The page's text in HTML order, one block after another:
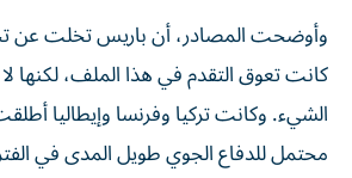
وأوضحت المصادر، أن باريس تخلت عن
كانت تعوق التقدم في هذا الملف، لكنها
الشيء. وكانت تركيا وفرنسا وإيطاليا